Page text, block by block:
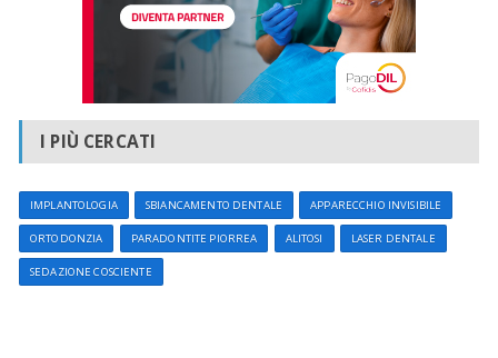
I PIÙ CERCATI
IMPLANTOLOGIA SBIANCAMENTO DENTALE APPARECCHIO INVISIBILE
ORTODONZIA PARADONTITE PIORREA ALITOSI LASER DENTALE
SEDAZIONE COSCIENTE